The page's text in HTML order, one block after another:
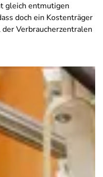
gleich entmutigen
doch ein Kostenträger
Verbraucherzentralen